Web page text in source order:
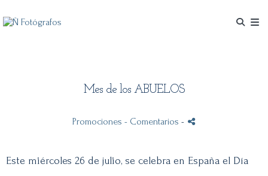
Mes de los ABUELOS
Promociones - Comentarios -
Este miércoles 26 de julio, se celebra en España el Día